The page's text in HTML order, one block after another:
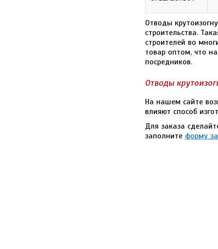
Отводы
строительства.
строителей во
товар оптом, что
посредников.
Отводы
На нашем сайте
влияют способ
Для заказа
заполните форму